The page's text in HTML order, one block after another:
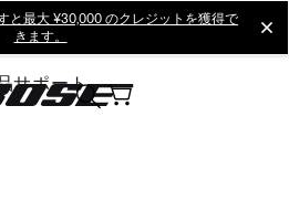
と最大 ¥30,000 のクレジットを獲得で
きます。
サポート